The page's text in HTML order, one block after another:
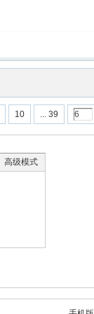
10 ... 39
高级模式